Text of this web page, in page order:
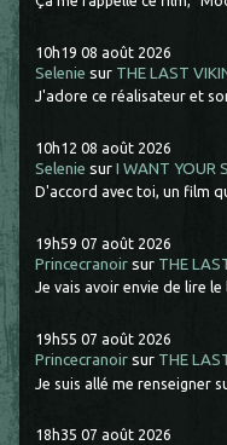
10h19 08 août 2026
Selenie sur THE LAST
J'adore ce réalisateur et
10h12 08 août 2026
Selenie surI WANT YOUR
D'accord avec toi, un film
19h59 07 août 2026
Princecranoir sur THE
Je vais avoir envie de lire
19h55 07 août 2026
Princecranoir sur THE
Je suis allé me renseigner
18h35 07 août 2026